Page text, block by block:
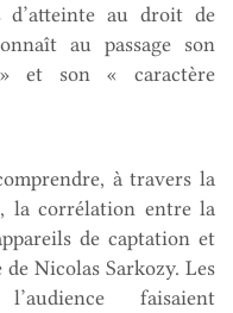
d’atteinte au droit de
au passage son
» et son « caractère
à travers la
la corrélation entre la
de captation et
Nicolas Sarkozy. Les
faisaient